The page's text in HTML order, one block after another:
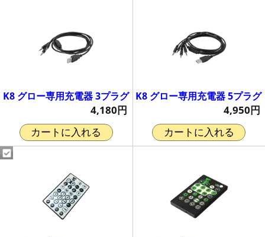
K8 グロー専用充電器 3プラグ
4,180円
カートに入れる
K8 グロー専用充電器 5プラグ
4,950円
カートに入れる